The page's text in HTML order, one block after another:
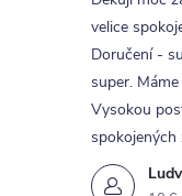
velice
Doručení -
super.
Vysokou
spokojených